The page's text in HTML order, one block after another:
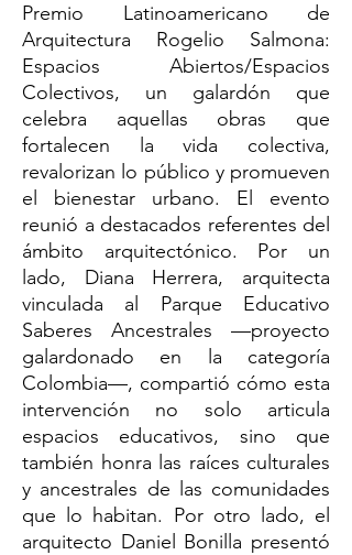
Premio Latinoamericano de
Arquitectura Rogelio Salmona:
Espacios Abiertos/Espacios
Colectivos, un galardón que
celebra aquellas obras que
fortalecen la vida colectiva,
revalorizan lo público y promueven
el bienestar urbano. El evento
reunió a destacados referentes del
ámbito arquitectónico. Por un
lado, Diana Herrera, arquitecta
vinculada al Parque Educativo
Saberes Ancestrales —proyecto
galardonado en la categoría
Colombia—, compartió cómo esta
intervención no solo articula
espacios educativos, sino que
también honra las raíces culturales
y ancestrales de las comunidades
que lo habitan. Por otro lado, el
arquitecto Daniel Bonilla presentó